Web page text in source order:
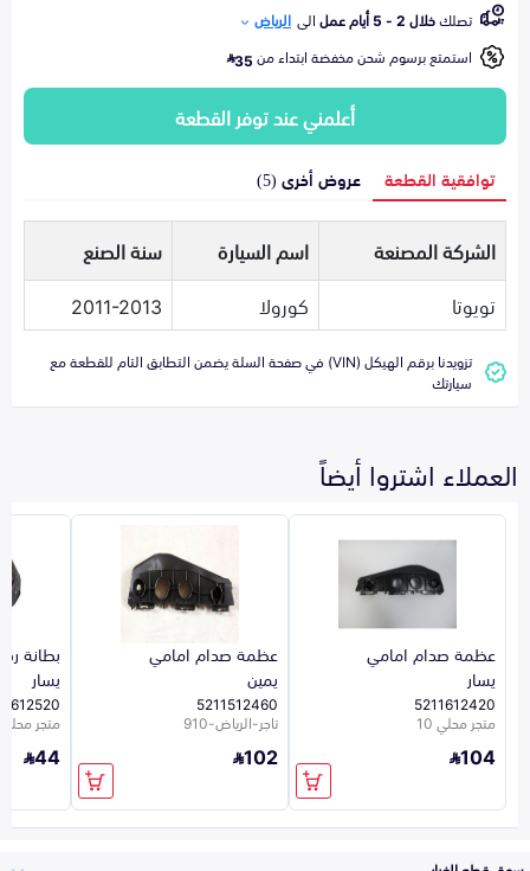
تصلكخلال 2 - 5 أيام عمل الى الرياض
استمتع برسوم شحن مخفضة ابتداء من35
أعلمني عند توفر القطعة
توافقية القطعة عروض أخرى (5)
الشركة المصنعة اسم السيارة
سنة الصنع
تويوتا
كورولا 2011-2013
تزويدنا برقم الهيكل (VIN) في صفحة السلة يضمن التطابق التام للقطعة مع
سيارتك
العملاء اشتروا أيضاً
عظمة صدام امامي
يسار
5211612420
متجر محلي 10
104
عظمة صدام امامي
يمين
5211512460
تاجر-الرياض-910
102
بطانة
يسار
متجر محلي
44